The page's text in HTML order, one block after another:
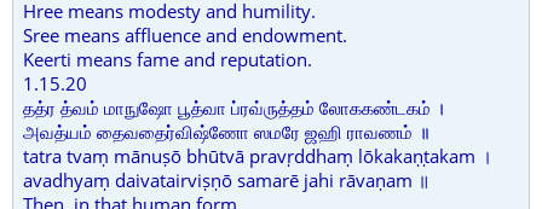
Hree means modesty and humility.
Sree means affluence and endowment.
Keerti means fame and reputation.
1.15.20
தத்ர த்வம் மாநுஷோ பூத்வா ப்ரவ்ருத்தம் லோககண்டகம் ।
அவத்யம் தைவதைர்விஷ்ணோ ஸமரே ஜஹி ராவணம் ॥
tatra tvaṃ mānuṣō bhūtvā pravṛddhaṃ lōkakaṇṭakam ।
avadhyaṃ daivatairviṣṇō samarē jahi rāvaṇam ॥
Then, in that human form,